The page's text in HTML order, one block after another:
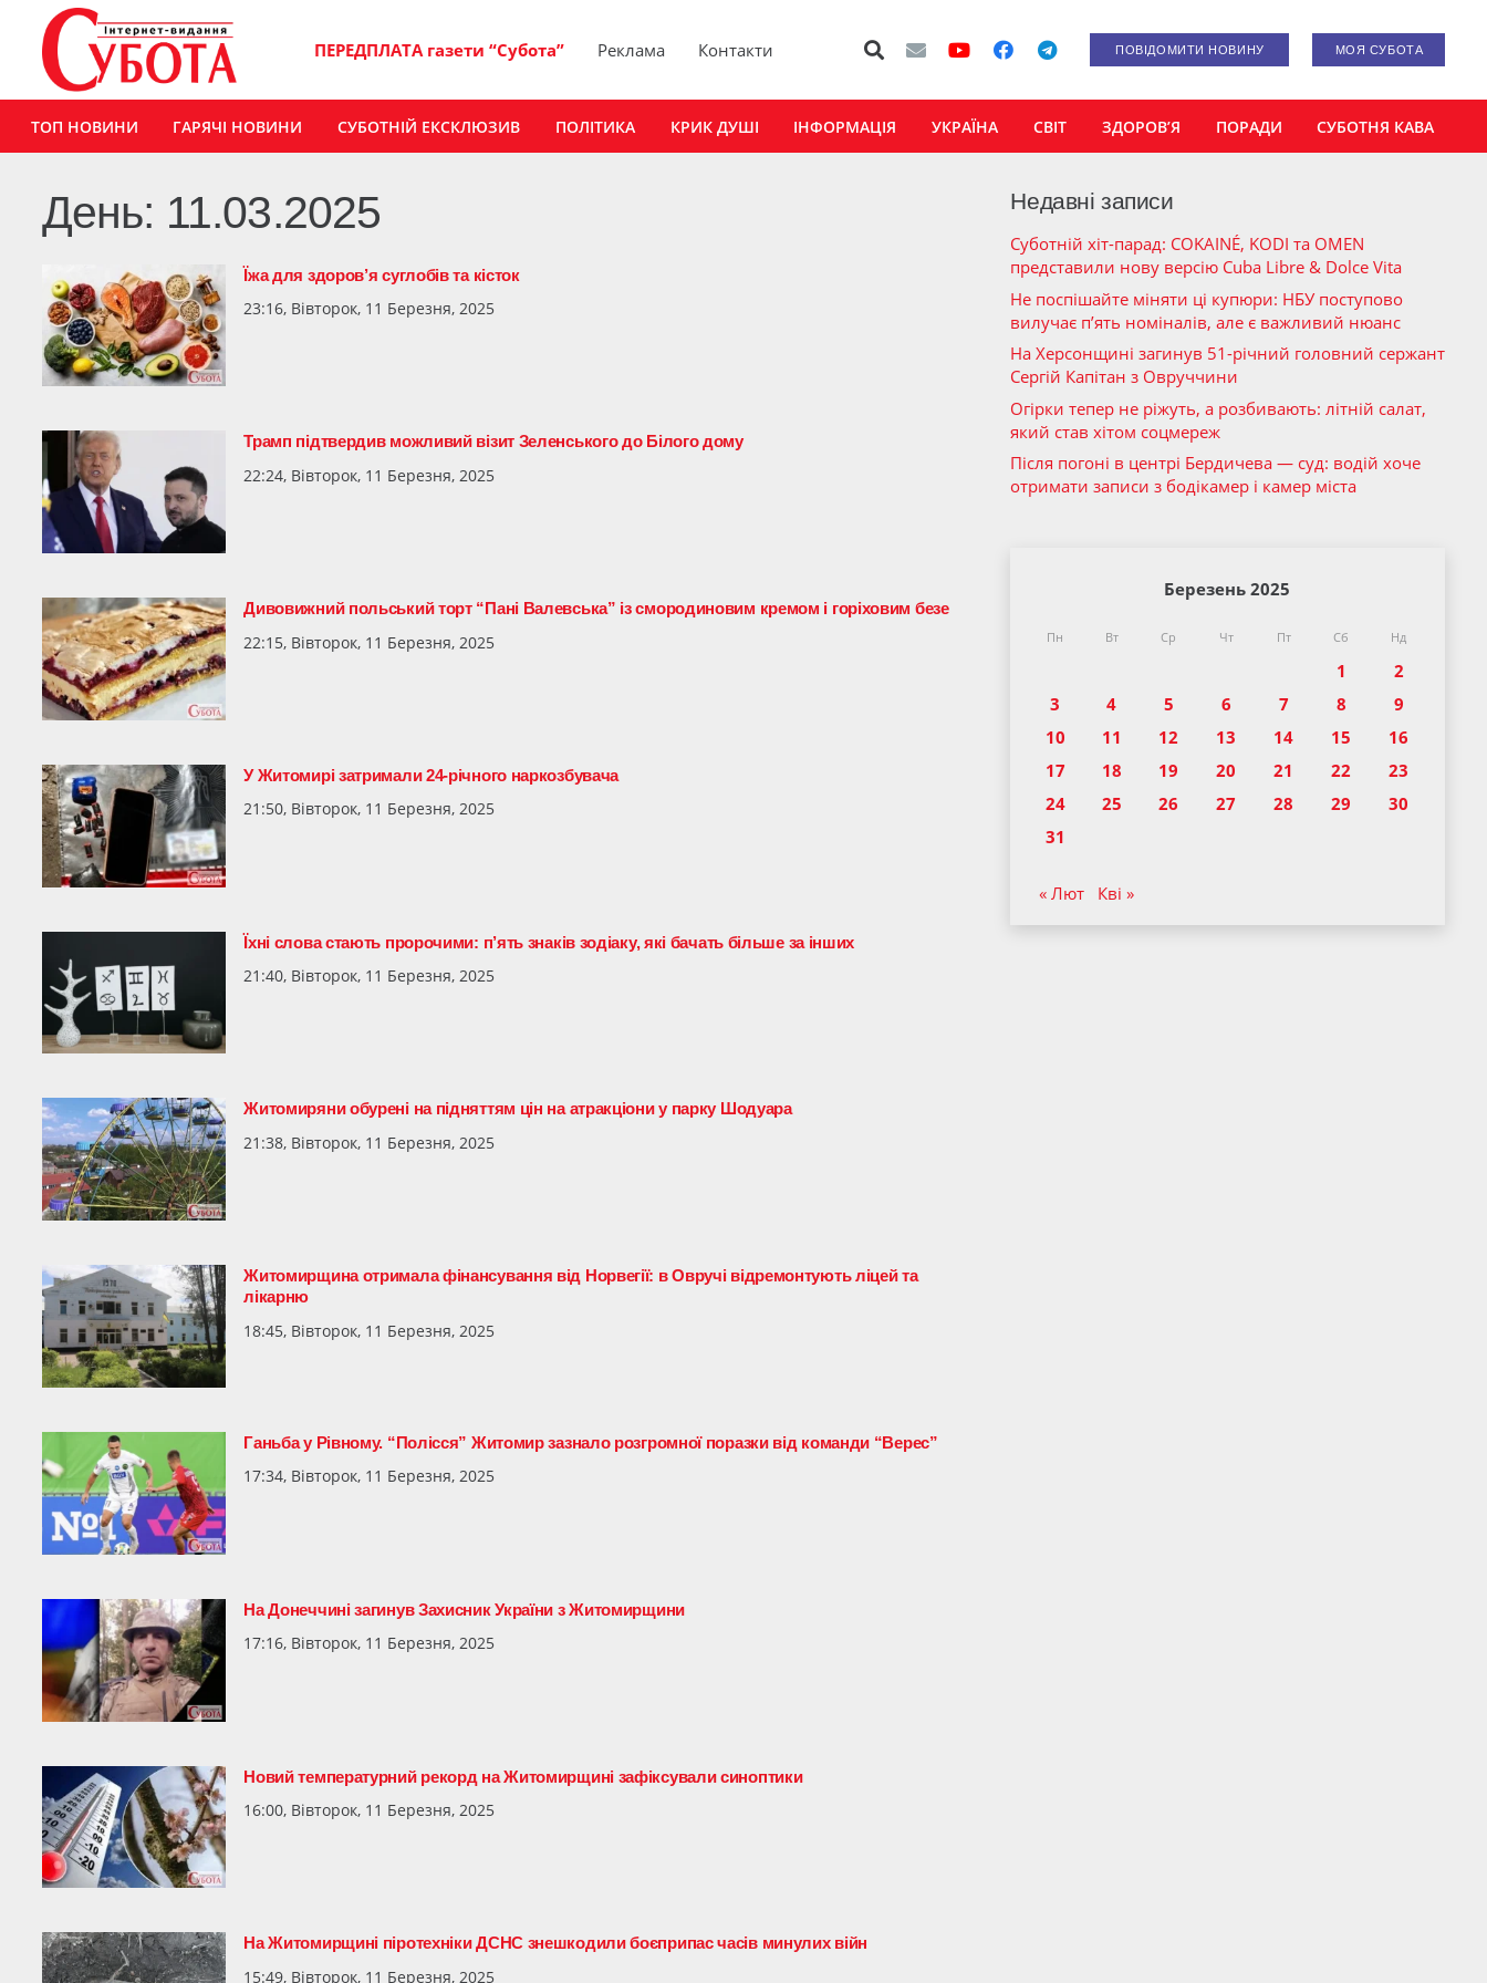
ПЕРЕДПЛАТА газети “Субота” Реклама Контакти ПОВІДОМИТИ НОВИНУ МОЯ СУБОТА
ТОП НОВИНИ ГАРЯЧІ НОВИНИ СУБОТНІЙ ЕКСКЛЮЗИВ ПОЛІТИКА КРИК ДУШІ ІНФОРМАЦІЯ УКРАЇНА СВІТ ЗДОРОВ’Я ПОРАДИ СУБОТНЯ КАВА
День: 11.03.2025
Їжа для здоров’я суглобів та кісток
23:16, Вівторок, 11 Березня, 2025
Трамп підтвердив можливий візит Зеленського до Білого дому
22:24, Вівторок, 11 Березня, 2025
Дивовижний польський торт “Пані Валевська” із смородиновим кремом і горіховим безе
22:15, Вівторок, 11 Березня, 2025
У Житомирі затримали 24-річного наркозбувача
21:50, Вівторок, 11 Березня, 2025
Їхні слова стають пророчими: п’ять знаків зодіаку, які бачать більше за інших
21:40, Вівторок, 11 Березня, 2025
Житомиряни обурені на підняттям цін на атракціони у парку Шодуара
21:38, Вівторок, 11 Березня, 2025
Житомирщина отримала фінансування від Норвегії: в Овручі відремонтують ліцей та
лікарню
18:45, Вівторок, 11 Березня, 2025
Ганьба у Рівному. “Полісся” Житомир зазнало розгромної поразки від команди “Верес”
17:34, Вівторок, 11 Березня, 2025
На Донеччині загинув Захисник України з Житомирщини
17:16, Вівторок, 11 Березня, 2025
Новий температурний рекорд на Житомирщині зафіксували синоптики
16:00, Вівторок, 11 Березня, 2025
На Житомирщині піротехніки ДСНС знешкодили боєприпас часів минулих війн
15:49, Вівторок, 11 Березня, 2025
Недавні записи
Суботній хіт-парад: COKAINÉ, KODI та OMEN
представили нову версію Cuba Libre & Dolce Vita
Не поспішайте міняти ці купюри: НБУ поступово
вилучає п’ять номіналів, але є важливий нюанс
На Херсонщині загинув 51-річний головний сержант
Сергій Капітан з Овруччини
Огірки тепер не ріжуть, а розбивають: літній салат,
який став хітом соцмереж
Після погоні в центрі Бердичева — суд: водій хоче
отримати записи з бодікамер і камер міста
Березень 2025
Пн Вт Ср Чт Пт Сб Нд
1
2
3
4 5 6 7 8
9
10
11 12 13 14 15
16
17
18 19 20 21 22
23
24
25 26 27 28 29
30
31
« Лют Кві »